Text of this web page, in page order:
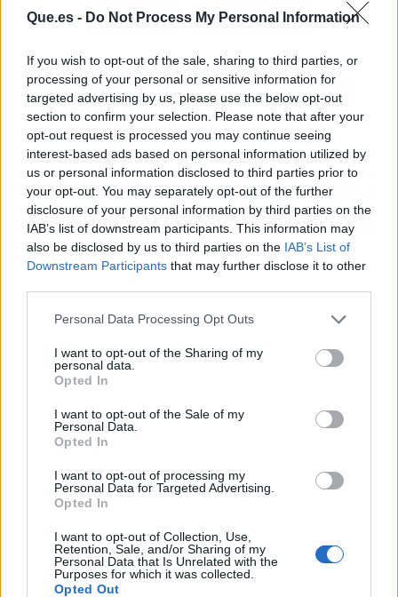
Que.es - Do Not Process My Personal Information
If you wish to opt-out of the sale, sharing to third parties, or
processing of your personal or sensitive information for
targeted advertising by us, please use the below opt-out
section to confirm your selection. Please note that after your
opt-out request is processed you may continue seeing
interest-based ads based on personal information utilized by
us or personal information disclosed to third parties prior to
your opt-out. You may separately opt-out of the further
disclosure of your personal information by third parties on the
IAB’s list of downstream participants. This information may
also be disclosed by us to third parties on the IAB’s List of
Downstream Participants that may further disclose it to other
Personal Data Processing Opt Outs
I want to opt-out of the Sharing of my
personal data.
Opted In
I want to opt-out of the Sale of my
Personal Data.
Opted In
I want to opt-out of processing my
Personal Data for Targeted Advertising.
Opted In
I want to opt-out of Collection, Use,
Retention, Sale, and/or Sharing of my
Personal Data that Is Unrelated with the
Purposes for which it was collected.
Opted Out
Atrás Siguiente
ARTÍCULO ANTERIOR
OCEANIKA RECORRE
SUS GRANDES
CLÁSICOS CON SU
NUEVO MENÚ
DEGUSTACIÓN
ARTÍCULO SIGUIENTE
EL MOTIVO POR EL QUE
DEBES IR EN AYUNAS A
UN ANÁLISIS DE
SANGRE
Publicidad